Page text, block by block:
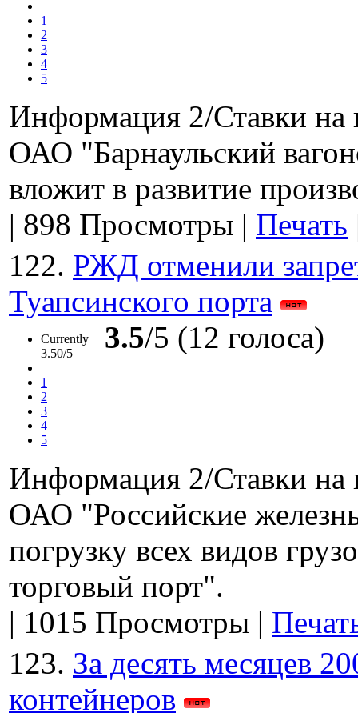
1
2
3
4
5
Информация 2/Ставки на
ОАО "Барнаульский
вложит в развитие
| 898 Просмотры | Печать
122. РЖД отменили
Туапсинского порта
Currently
3.50/5
1
2
3
4
5
3.5/5 (12 голоса)
Информация 2/Ставки на
ОАО "Российские
погрузку всех видов
торговый порт".
| 1015 Просмотры |
123. За десять месяцев
контейнеров